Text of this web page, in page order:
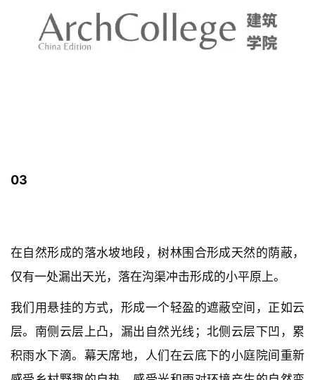
03
在自然形成的落水坡地段，树林围合形成天然的荫蔽，
仅有一处漏出天光，落在沟渠冲击形成的小平原上。
我们用悬挂的方式，形成一个轻盈的遮蔽空间，正如云
层。南侧云层上凸，漏出自然光线；北侧云层下凹，累
积雨水下滴。幕天席地，人们在云底下的小庭院间重新